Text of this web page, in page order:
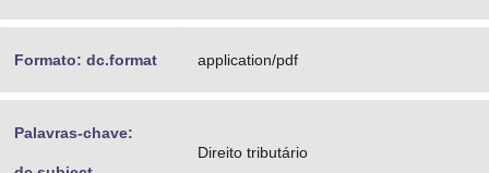
Formato: dc.format application/pdf
Palavras-chave:
Direito tributário